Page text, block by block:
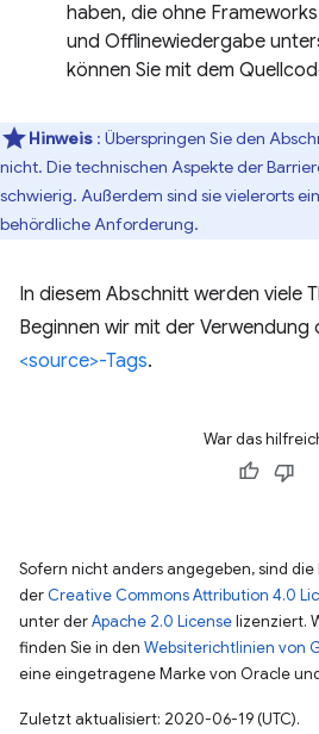
haben, die ohne
und Offlinewiedergabe
können Sie mit dem
Hinweis : Überspringen Sie den
nicht. Die technischen Aspekte der
schwierig. Außerdem sind sie vielerorts
behördliche Anforderung.
In diesem Abschnitt werden viele
Beginnen wir mit der Verwendung
<source>-Tags.
War das
Sofern nicht anders angegeben, sind
der Creative Commons Attribution 4.0
unter derApache 2.0 Licenselizenziert.
finden Sie in den Websiterichtlinien von
eine eingetragene Marke von Oracle
Zuletzt aktualisiert: 2020-06-19 (UTC).